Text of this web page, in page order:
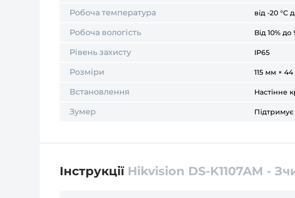
Робоча температура від -20 °C
Робоча вологість Від 10%
Рівень захисту IP65
Розміри 115 мм ×
Встановлення Настінне
Зумер Підтримує
Інструкції Hikvision DS-K1107AM -